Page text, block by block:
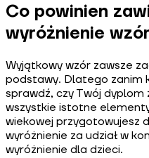
Co powinien
wyróżnienie
Wyjątkowy wzór zawsze
podstawy. Dlatego zanim
sprawdź, czy Twój dyplom
wszystkie istotne
wiekowej przygotowujesz
wyróżnienie za udział w
wyróżnienie dla dzieci.